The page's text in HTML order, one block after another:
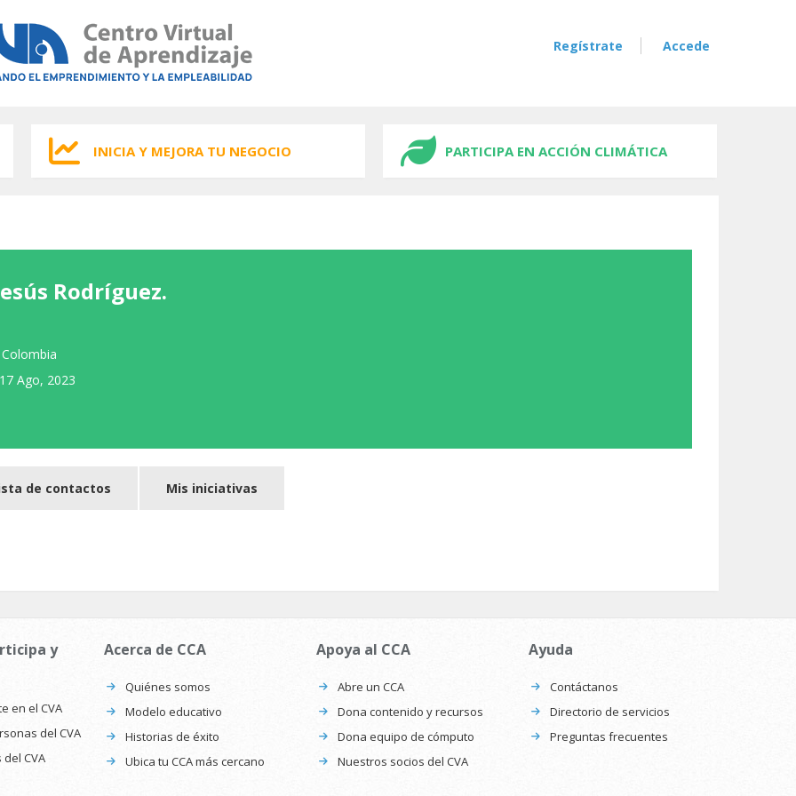
Regístrate Accede
INICIA Y MEJORA TU NEGOCIO PARTICIPA EN ACCIÓN CLIMÁTICA
Rodríguez.
17 Ago, 2023
de contactos Mis iniciativas
y
en el CVA
del CVA
CVA
Acerca de CCA
Quiénes somos
Modelo educativo
Historias de éxito
Ubica tu CCA más cercano
Apoya al CCA
Abre un CCA
Dona contenido y recursos
Dona equipo de cómputo
Nuestros socios del CVA
Ayuda
Contáctanos
Directorio de servicios
Preguntas frecuentes